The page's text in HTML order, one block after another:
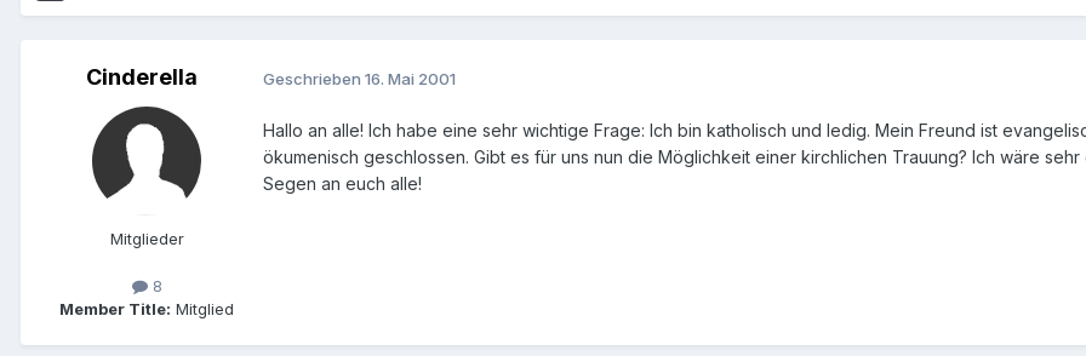
Cinderella
Mitglieder
8
Member Title: Mitglied
Geschrieben 16. Mai 2001
Hallo an alle! Ich habe eine sehr wichtige Frage: Ich bin katholisch und ledig. Mein Freund ist
ökumenisch geschlossen. Gibt es für uns nun die Möglichkeit einer kirchlichen Trauung? Ich wäre
Segen an euch alle!